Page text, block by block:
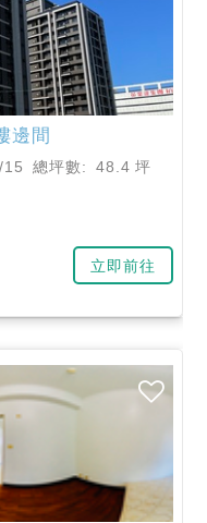
邊間
/15 總坪數: 48.4 坪
立即前往